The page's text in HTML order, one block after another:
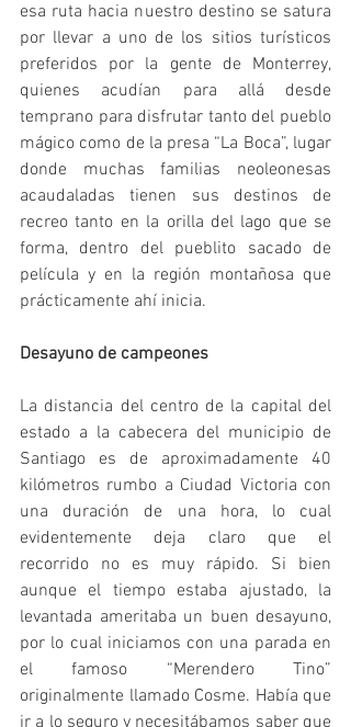
esa ruta hacia nuestro destino se satura
por llevar a uno de los sitios turísticos
preferidos por la gente de Monterrey,
quienes acudían para allá desde
temprano para disfrutar tanto del pueblo
mágico como de la presa “La Boca”, lugar
donde muchas familias neoleonesas
acaudaladas tienen sus destinos de
recreo tanto en la orilla del lago que se
forma, dentro del pueblito sacado de
película y en la región montañosa que
prácticamente ahí inicia.
Desayuno de campeones
La distancia del centro de la capital del
estado a la cabecera del municipio de
Santiago es de aproximadamente 40
kilómetros rumbo a Ciudad Victoria con
una duración de una hora, lo cual
evidentemente deja claro que el
recorrido no es muy rápido. Si bien
aunque el tiempo estaba ajustado, la
levantada ameritaba un buen desayuno,
por lo cual iniciamos con una parada en
el famoso “Merendero Tino”
originalmente llamado Cosme. Había que
ir a lo seguro y necesitábamos saber que